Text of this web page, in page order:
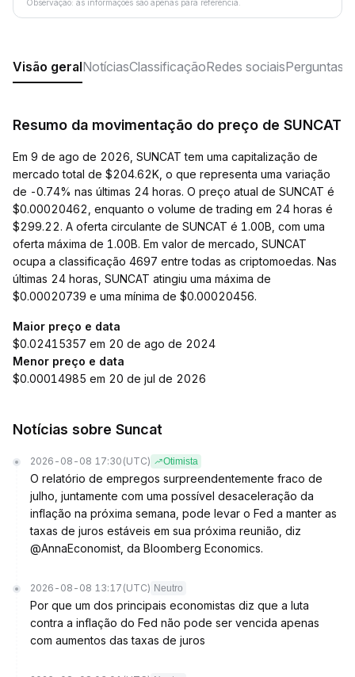
Observação: as informações são apenas para referência.
Visão geralNotíciasClassificaçãoRedes sociaisPerguntas
Resumo da movimentação do preço de SUNCAT
Em 9 de ago de 2026, SUNCAT tem uma capitalização de
mercado total de $204.62K, o que representa uma variação
de -0.74% nas últimas 24 horas. O preço atual de SUNCAT é
$0.00020462, enquanto o volume de trading em 24 horas é
$299.22. A oferta circulante de SUNCAT é 1.00B, com uma
oferta máxima de 1.00B. Em valor de mercado, SUNCAT
ocupa a classificação 4697 entre todas as criptomoedas. Nas
últimas 24 horas, SUNCAT atingiu uma máxima de
$0.00020739 e uma mínima de $0.00020456.
Maior preço e data
$0.02415357 em 20 de ago de 2024
Menor preço e data
$0.00014985 em 20 de jul de 2026
Notícias sobre Suncat
2026-08-08 17:30 (UTC) Otimista
O relatório de empregos surpreendentemente fraco de
julho, juntamente com uma possível desaceleração da
inflação na próxima semana, pode levar o Fed a manter as
taxas de juros estáveis em sua próxima reunião, diz
@AnnaEconomist, da Bloomberg Economics.
2026-08-08 13:17 (UTC) Neutro
Por que um dos principais economistas diz que a luta
contra a inflação do Fed não pode ser vencida apenas
com aumentos das taxas de juros